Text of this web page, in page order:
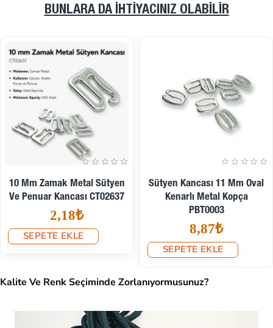
BUNLARA DA İHTIYACINIZ OLABILIR
10 Mm Zamak Metal Sütyen
Ve Penuar Kancası CT02637
2,18₺
SEPETE EKLE
Sütyen Kancası 11 Mm Oval
Kenarlı Metal Kopça
PBT0003
8,87₺
SEPETE EKLE
Kalite Ve Renk Seçiminde Zorlanıyormusunuz?